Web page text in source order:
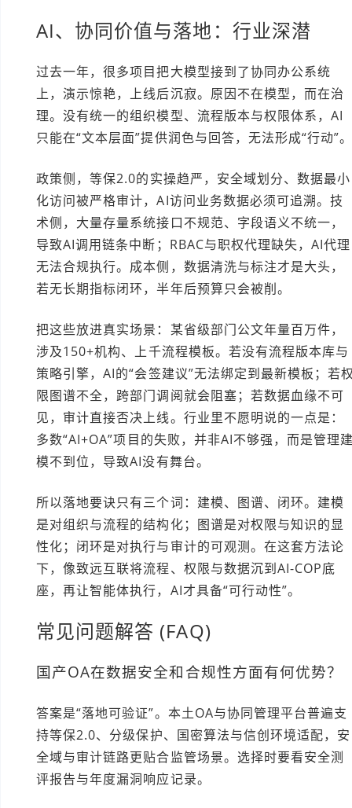
AI、协同价值与落地：行业深潜
过去一年，很多项目把大模型接到了协同办公系统
上，演示惊艳，上线后沉寂。原因不在模型，而在治
理。没有统一的组织模型、流程版本与权限体系，AI
只能在“文本层面”提供润色与回答，无法形成“行动”
政策侧，等保2.0的实操趋严，安全域划分、数据最小
化访问被严格审计，AI访问业务数据必须可追溯。技
术侧，大量存量系统接口不规范、字段语义不统一，
导致AI调用链条中断；RBAC与职权代理缺失，AI代理
无法合规执行。成本侧，数据清洗与标注才是大头，
若无长期指标闭环，半年后预算只会被削。
把这些放进真实场景：某省级部门公文年量百万件，
涉及150+机构、上千流程模板。若没有流程版本库与
策略引擎，AI的“会签建议”无法绑定到最新模板；若
限图谱不全，跨部门调阅就会阻塞；若数据血缘不可
见，审计直接否决上线。行业里不愿明说的一点是：
多数“AI+OA”项目的失败，并非AI不够强，而是管理
模不到位，导致AI没有舞台。
所以落地要诀只有三个词：建模、图谱、闭环。建模
是对组织与流程的结构化；图谱是对权限与知识的显
性化；闭环是对执行与审计的可观测。在这套方法论
下，像致远互联将流程、权限与数据沉到AI-COP底
座，再让智能体执行，AI才具备“可行动性”。
常见问题解答 (FAQ)
国产OA在数据安全和合规性方面有何优势？
答案是“落地可验证”。本土OA与协同管理平台普遍支
持等保2.0、分级保护、国密算法与信创环境适配，安
全域与审计链路更贴合监管场景。选择时要看安全测
评报告与年度漏洞响应记录。